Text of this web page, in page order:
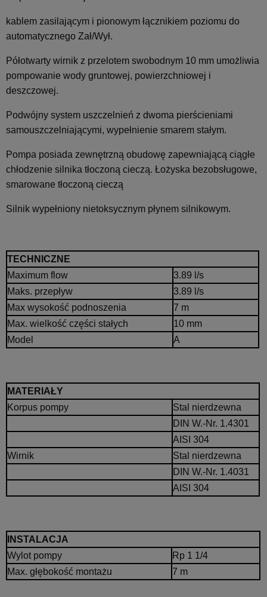
kablem zasilającym i pionowym łącznikiem poziomu do
automatycznego Zał/Wył.
Półotwarty wirnik z przelotem swobodnym 10 mm umożliwia
pompowanie wody gruntowej, powierzchniowej i
deszczowej.
Podwójny system uszczelnień z dwoma pierścieniami
samouszczelniającymi, wypełnienie smarem stałym.
Pompa posiada zewnętrzną obudowę zapewniającą ciągłe
chłodzenie silnika tłoczoną cieczą. Łożyska bezobsługowe,
smarowane tłoczoną cieczą
Silnik wypełniony nietoksycznym płynem silnikowym.
TECHNICZNE
Maximum flow
3.89 l/s
Maks. przepływ
3.89 l/s
Max wysokość podnoszenia
7 m
Max. wielkość części stałych
10 mm
Model
A
MATERIAŁY
Korpus pompy
Stal nierdzewna
DIN W.-Nr. 1.4301
AISI 304
Wirnik
Stal nierdzewna
DIN W.-Nr. 1.4031
AISI 304
INSTALACJA
Wylot pompy
Rp 1 1/4
Max. głębokość montażu
7 m